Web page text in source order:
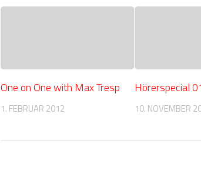
One on One with Max Tresp
1. FEBRUAR 2012
Hörerspecial
10. NOVEMBER